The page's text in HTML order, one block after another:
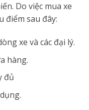
Do việc mua xe
điểm sau đây:
xe và các đại lý.
hàng.
đủ